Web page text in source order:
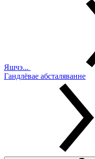
Яшчэ...
Гандлёвае абсталяванне